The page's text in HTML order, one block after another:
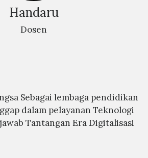
Handaru
Dosen
Sebagai lembaga pendidikan
dalam pelayanan Teknologi
Tantangan Era Digitalisasi